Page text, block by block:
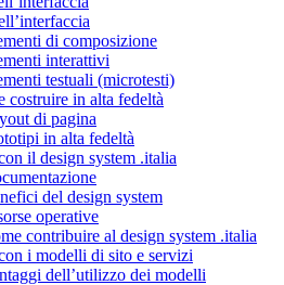
di composizione
interattivi
testuali (microtesti)
costruire in alta fedeltà
di pagina
in alta fedeltà
il design system .italia
del design system
operative
contribuire al design system .italia
i modelli di sito e servizi
dell’utilizzo dei modelli